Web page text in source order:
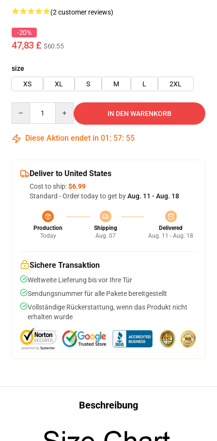
(2 customer reviews)
-20%
47,83 £ $60.55
size
XS
XL S M L 2XL
IN DEN WARENKORB
Diese Aktion endet in 01 : 57: 54
Deliver to United States
Cost to ship:$6.99
Standard - Order today to get byAug. 11 - Aug. 18
Production
Today
Shipping
Aug. 07
Delivered
Aug. 11 - Aug. 18
Sichere Transaktion
Weltweite Lieferung bis vor Ihre Tür
Sendungsnummer für alle Pakete bereitgestellt
Vollständige Rückerstattung, wenn das Produkt nicht
erhalten wurde
Beschreibung